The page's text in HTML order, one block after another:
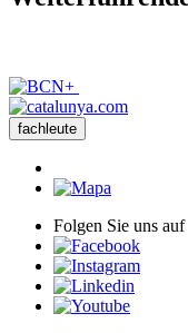
fachleute
Folgen Sie uns auf